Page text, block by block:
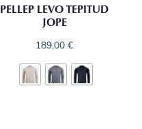
PELLEP LEVO TEPITUD
JOPE
189,00€